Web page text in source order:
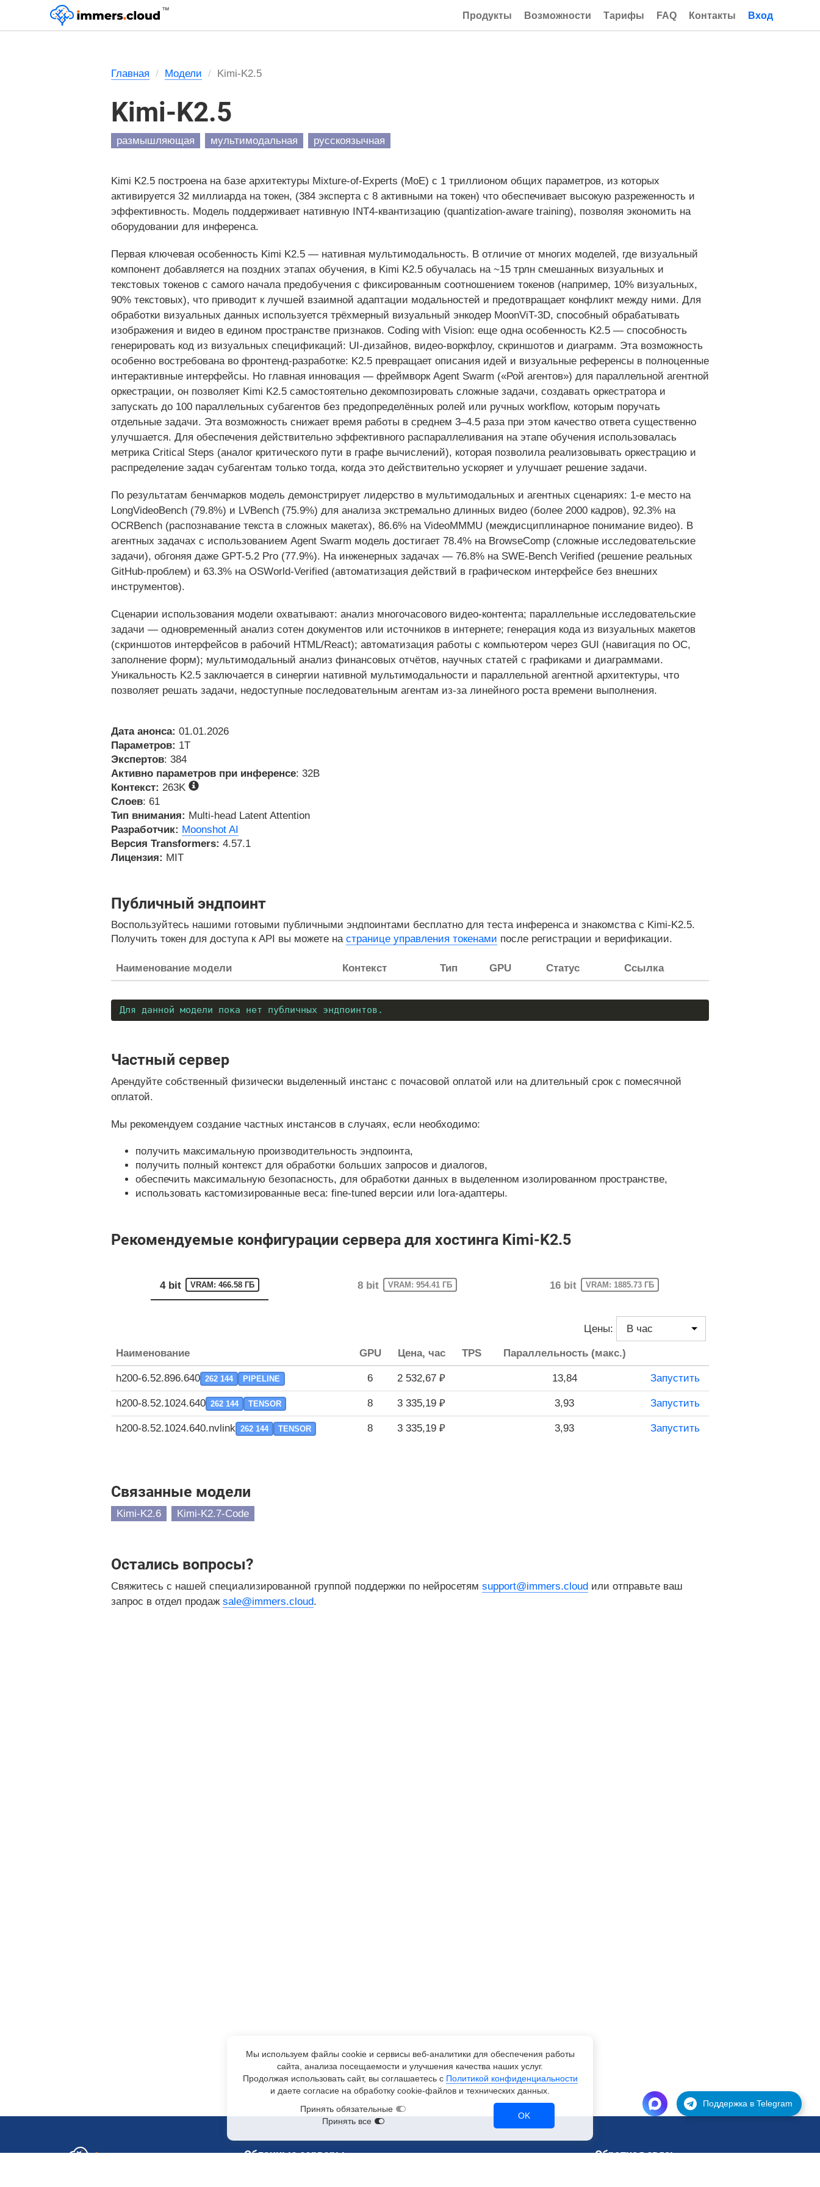
™ Продукты Возможности Тарифы FAQ Контакты Вход
Главная Модели Kimi-K2.5
Kimi-K2.5
размышляющая мультимодальная русскоязычная
Kimi K2.5 построена на базе архитектуры Mixture-of-Experts (MoE) с 1 триллионом общих параметров, из которых
активируется 32 миллиарда на токен, (384 эксперта с 8 активными на токен) что обеспечивает высокую разреженность и
эффективность. Модель поддерживает нативную INT4-квантизацию (quantization‑aware training), позволяя экономить на
оборудовании для инференса.
Первая ключевая особенность Kimi K2.5 — нативная мультимодальность. В отличие от многих моделей, где визуальный
компонент добавляется на поздних этапах обучения, в Kimi K2.5 обучалась на ~15 трлн смешанных визуальных и
текстовых токенов с самого начала предобучения с фиксированным соотношением токенов (например, 10% визуальных,
90% текстовых), что приводит к лучшей взаимной адаптации модальностей и предотвращает конфликт между ними. Для
обработки визуальных данных используется трёхмерный визуальный энкодер MoonViT-3D, способный обрабатывать
изображения и видео в едином пространстве признаков. Coding with Vision: еще одна особенность K2.5 — способность
генерировать код из визуальных спецификаций: UI-дизайнов, видео-воркфлоу, скриншотов и диаграмм. Эта возможность
особенно востребована во фронтенд-разработке: K2.5 превращает описания идей и визуальные референсы в полноценные
интерактивные интерфейсы. Но главная инновация — фреймворк Agent Swarm («Рой агентов») для параллельной агентной
оркестрации, он позволяет Kimi K2.5 самостоятельно декомпозировать сложные задачи, создавать оркестратора и
запускать до 100 параллельных субагентов без предопределённых ролей или ручных workflow, которым поручать
отдельные задачи. Эта возможность снижает время работы в среднем 3–4.5 раза при этом качество ответа существенно
улучшается. Для обеспечения действительно эффективного распараллеливания на этапе обучения использовалась
метрика Critical Steps (аналог критического пути в графе вычислений), которая позволила реализовывать оркестрацию и
распределение задач субагентам только тогда, когда это действительно ускоряет и улучшает решение задачи.
По результатам бенчмарков модель демонстрирует лидерство в мультимодальных и агентных сценариях: 1-е место на
LongVideoBench (79.8%) и LVBench (75.9%) для анализа экстремально длинных видео (более 2000 кадров), 92.3% на
OCRBench (распознавание текста в сложных макетах), 86.6% на VideoMMMU (междисциплинарное понимание видео). В
агентных задачах с использованием Agent Swarm модель достигает 78.4% на BrowseComp (сложные исследовательские
задачи), обгоняя даже GPT-5.2 Pro (77.9%). На инженерных задачах — 76.8% на SWE-Bench Verified (решение реальных
GitHub-проблем) и 63.3% на OSWorld-Verified (автоматизация действий в графическом интерфейсе без внешних
инструментов).
Сценарии использования модели охватывают: анализ многочасового видео-контента; параллельные исследовательские
задачи — одновременный анализ сотен документов или источников в интернете; генерация кода из визуальных макетов
(скриншотов интерфейсов в рабочий HTML/React); автоматизация работы с компьютером через GUI (навигация по ОС,
заполнение форм); мультимодальный анализ финансовых отчётов, научных статей с графиками и диаграммами.
Уникальность K2.5 заключается в синергии нативной мультимодальности и параллельной агентной архитектуры, что
позволяет решать задачи, недоступные последовательным агентам из-за линейного роста времени выполнения.
Дата анонса: 01.01.2026
Параметров: 1T
Экспертов: 384
Активно параметров при инференсе: 32B
Контекст: 263K
Слоев: 61
Тип внимания: Multi-head Latent Attention
Разработчик: Moonshot AI
Версия Transformers: 4.57.1
Лицензия: MIT
Публичный эндпоинт
Воспользуйтесь нашими готовыми публичными эндпоинтами бесплатно для теста инференса и знакомства с Kimi-K2.5.
Получить токен для доступа к API вы можете на странице управления токенами после регистрации и верификации.
Наименование модели Контекст Тип GPU Статус Ссылка
Для данной модели пока нет публичных эндпоинтов.
Частный сервер
Арендуйте собственный физически выделенный инстанс с почасовой оплатой или на длительный срок с помесячной
оплатой.
Мы рекомендуем создание частных инстансов в случаях, если необходимо:
получить максимальную производительность эндпоинта,
получить полный контекст для обработки больших запросов и диалогов,
обеспечить максимальную безопасность, для обработки данных в выделенном изолированном пространстве,
использовать кастомизированные веса: fine-tuned версии или lora-адаптеры.
Рекомендуемые конфигурации сервера для хостинга Kimi-K2.5
4 bit VRAM: 466.58 ГБ 8 bit VRAM: 954.41 ГБ 16 bit VRAM: 1885.73 ГБ
Цены:
Наименование GPU Цена, час TPS Параллельность (макс.)
h200-6.52.896.640 262 144 PIPELINE 6 2 532,67 ₽ 13,84 Запустить
h200-8.52.1024.640 262 144 TENSOR 8 3 335,19 ₽ 3,93 Запустить
h200-8.52.1024.640.nvlink 262 144 TENSOR 8 3 335,19 ₽ 3,93 Запустить
Связанные модели
Kimi-K2.6 Kimi-K2.7-Code
Остались вопросы?
Свяжитесь с нашей специализированной группой поддержки по нейросетям support@immers.cloud или отправьте ваш
запрос в отдел продаж sale@immers.cloud.
Поддержка в Telegram
Облачные серверы Обратная связь
Мы используем файлы cookie и сервисы веб-аналитики для обеспечения работы
сайта, анализа посещаемости и улучшения качества наших услуг.
Продолжая использовать сайт, вы соглашаетесь с Политикой конфиденциальности
и даете согласие на обработку cookie-файлов и технических данных.
Принять обязательные
Принять все
OK